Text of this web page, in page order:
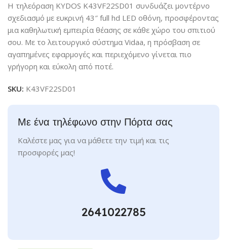
Η τηλεόραση KYDOS K43VF22SD01 συνδυάζει μοντέρνο
σχεδιασμό με ευκρινή 43″ full hd LED οθόνη, προσφέροντας
μια καθηλωτική εμπειρία θέασης σε κάθε χώρο του σπιτιού
σου. Με το λειτουργικό σύστημα Vidaa, η πρόσβαση σε
αγαπημένες εφαρμογές και περιεχόμενο γίνεται πιο
γρήγορη και εύκολη από ποτέ.
SKU: K43VF22SD01
Με ένα τηλέφωνο στην Πόρτα σας
Καλέστε μας για να μάθετε την τιμή και τις
προσφορές μας!
2641022785